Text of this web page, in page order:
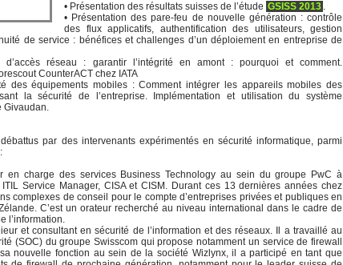
• Présentation des résultats suisses de l’étude GSISS 2013 .
• Présentation des pare-feu de nouvelle génération : contrôle
des flux applicatifs, authentification des utilisateurs, gestion
de service : bénéfices et challenges d’un déploiement en entreprise de
d’accès réseau : garantir l’intégrité en amont : pourquoi et comment.
CounterACT chez IATA
des équipements mobiles : Comment intégrer les appareils mobiles des
la sécurité de l’entreprise. Implémentation et utilisation du système
Givaudan.
par des intervenants expérimentés en sécurité informatique, parmi
en charge des services Business Technology au sein du groupe PwC à
Service Manager, CISA et CISM. Durant ces 13 dernières années chez
complexes de conseil pour le compte d’entreprises privées et publiques en
C’est un orateur recherché au niveau international dans le cadre de
l’information.
et consultant en sécurité de l’information et des réseaux. Il a travaillé au
(SOC) du groupe Swisscom qui propose notamment un service de firewall
nouvelle fonction au sein de la société Wizlynx, il a participé en tant que